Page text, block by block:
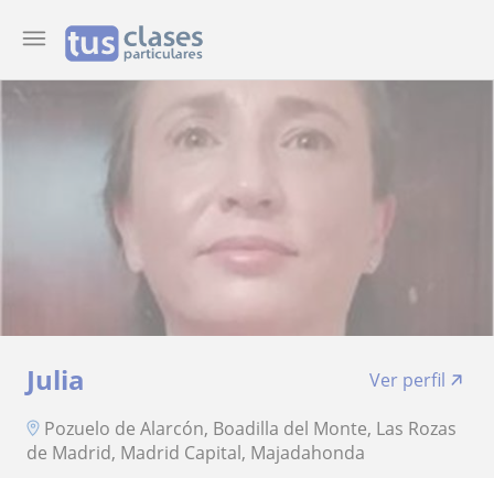
Julia
Ver perfil
Pozuelo de Alarcón, Boadilla del Monte, Las Rozas
de Madrid, Madrid Capital, Majadahonda